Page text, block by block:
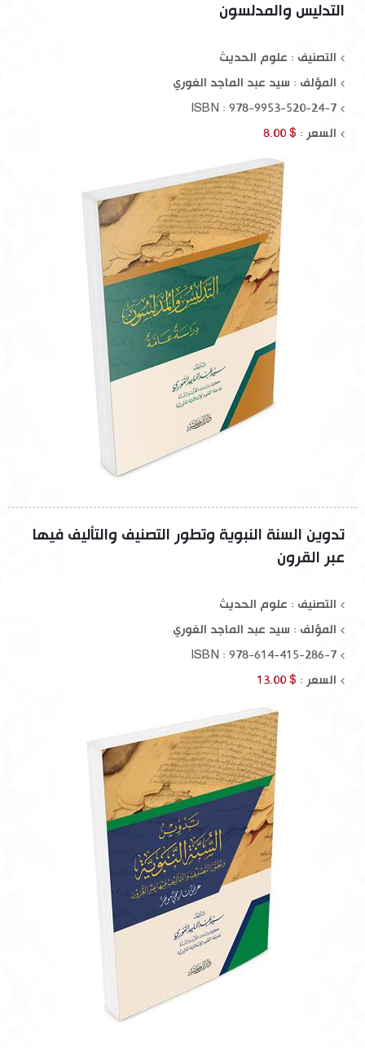
التدليس والمدلسون
التصنيف : علوم الحديث
المؤلف : سيد عبد الماجد الغوري
ISBN : 978-9953-520-24-7
السعر : $ 8.00
تدوين السنة النبوية وتطور التصنيف والتأليف فيها
عبر القرون
التصنيف : علوم الحديث
المؤلف : سيد عبد الماجد الغوري
ISBN : 978-614-415-286-7
السعر : $ 13.00